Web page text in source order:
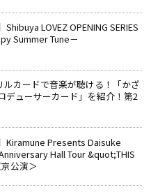
Shibuya LOVEZ OPENING SERIES
Summer Tune－
ルカードで音楽が聴ける！「かざ
デューサーカード」を紹介！第2
Kiramune Presents Daisuke
Hall Tour &quot;THIS
公演＞